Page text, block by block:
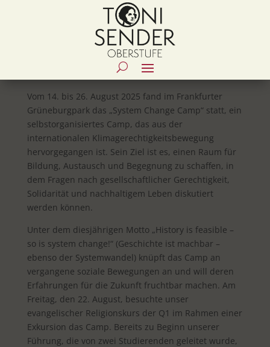
Vom 14. bis 26. August 2025 fand im Frankfurter
Grüneburgpark das „System Change Camp“ statt, ein
selbstorganisiertes Camp, das aus der
internationalen Klimagerechtigkeitsbewegung
hervorgegangen ist. Sein Ziel ist es, einen Raum für
Bildung, Austausch und Begegnung zu schaffen, in
dem Fragen nach gesellschaftlicher Gerechtigkeit,
Solidarität und nachhaltigem Leben diskutiert
werden können.
Unter dem diesjährigen Motto „History is feasible –
so is system change!“ (Geschichte ist machbar –
ebenso der Systemwandel) knüpft das Camp an
vergangene soziale Bewegungen an und will deren
Erfahrungen für die Zukunft fruchtbar machen. Am
Freitag, den 22. August, besuchte unser
evangelischer Religionskurs der Q1 im Rahmen einer
Exkursion das Camp. Bereits zu Beginn unserer
Führung, die von zwei Studierenden geleitet wurde,